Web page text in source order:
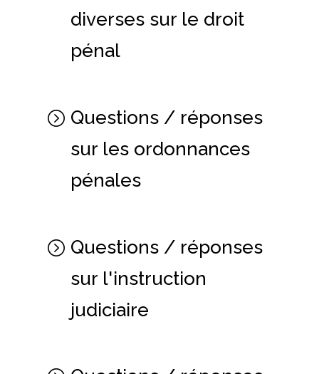
diverses sur le droit
pénal
Questions / réponses
sur les ordonnances
pénales
Questions / réponses
sur l'instruction
judiciaire